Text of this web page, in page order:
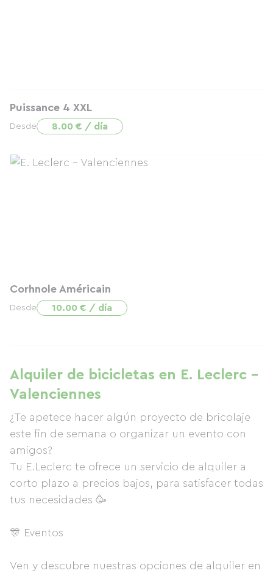
Puissance 4 XXL
Desde 8.00 € / día
Corhnole Américain
Desde 10.00 € / día
Alquiler de bicicletas en E. Leclerc -
Valenciennes
¿Te apetece hacer algún proyecto de bricolaje
este fin de semana o organizar un evento con
amigos?
Tu E.Leclerc te ofrece un servicio de alquiler a
corto plazo a precios bajos, para satisfacer todas
tus necesidades 🥳
🎊 Eventos
Ven y descubre nuestras opciones de alquiler en